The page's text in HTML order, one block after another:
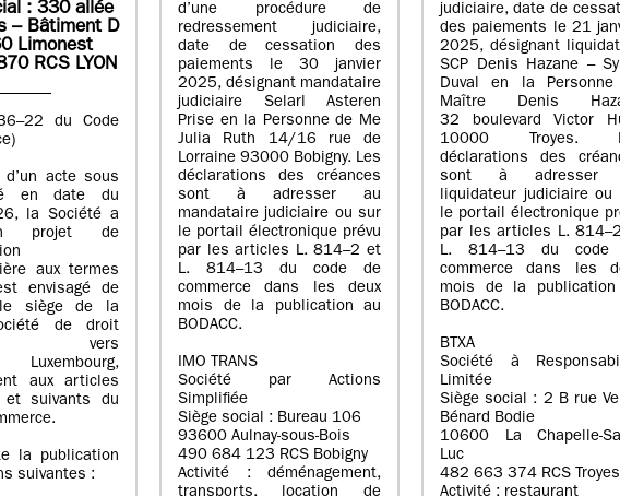
: 330 allée
– Bâtiment D
Limonest
RCS LYON
du Code
d’un acte sous
en date du
la Société a
projet de
aux termes
envisagé de
siège de la
de droit
vers
aux articles
suivants du
la publication
suivantes :
d’une procédure de
redressement judiciaire,
date de cessation des
paiements le 30 janvier
2025, désignant mandataire
judiciaire Selarl Asteren
Prise en la Personne de Me
Julia Ruth 14/16 rue de
Lorraine 93000 Bobigny. Les
déclarations des créances
sont à adresser au
mandataire judiciaire ou sur
le portail électronique prévu
par les articles L. 814–2 et
L. 814–13 du code de
commerce dans les deux
mois de la publication au
BODACC.
IMO TRANS
Société par Actions
Simplifiée
Siège social : Bureau 106
93600 Aulnay-sous-Bois
490 684 123 RCS Bobigny
Activité : déménagement,
judiciaire, date de
des paiements le 21
2025, désignant
SCP Denis Hazane –
Duval en la
Maître Denis
32 boulevard Victor
10000 Troyes.
déclarations des
sont à adresser
liquidateur judiciaire ou
le portail électronique
par les articles L.
L. 814–13 du code
commerce dans les
mois de la publication
BODACC.
BTXA
Société à
Limitée
Siège social : 2 B rue
Bénard Bodie
10600 La Chapelle-
Luc
482 663 374 RCS Troyes